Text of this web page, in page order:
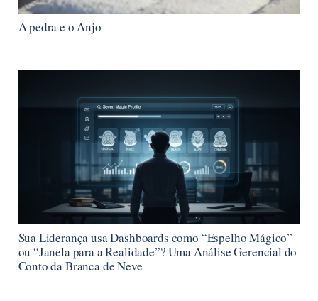
A pedra e o Anjo
Sua Liderança usa Dashboards como “Espelho Mágico”
ou “Janela para a Realidade”? Uma Análise Gerencial do
Conto da Branca de Neve